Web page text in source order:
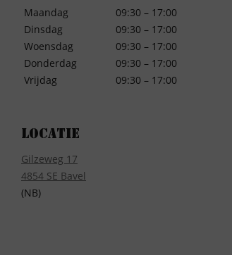
Maandag
Dinsdag
Woensdag
Donderdag
Vrijdag
09:30 – 17:00
09:30 – 17:00
09:30 – 17:00
09:30 – 17:00
09:30 – 17:00
Locatie
Gilzeweg 17
4854 SE Bavel
(NB)